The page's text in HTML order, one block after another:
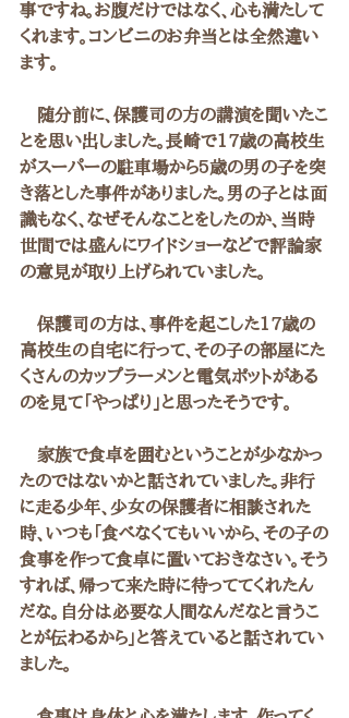
事ですね。お腹だけではなく、心も満たして
くれます。コンビニのお弁当とは全然違い
ます。
随分前に、保護司の方の講演を聞いたこ
とを思い出しました。長崎で17歳の高校生
がスーパーの駐車場から5歳の男の子を突
き落とした事件がありました。男の子とは面
識もなく、なぜそんなことをしたのか、当時
世間では盛んにワイドショーなどで評論家
の意見が取り上げられていました。
保護司の方は、事件を起こした17歳の
高校生の自宅に行って、その子の部屋にた
くさんのカップラーメンと電気ポットがある
のを見て「やっぱり」と思ったそうです。
家族で食卓を囲むということが少なかっ
たのではないかと話されていました。非行
に走る少年、少女の保護者に相談された
時、いつも「食べなくてもいいから、その子の
食事を作って食卓に置いておきなさい。そう
すれば、帰って来た時に待っててくれたん
だな。自分は必要な人間なんだなと言うこ
とが伝わるから」と答えていると話されてい
ました。